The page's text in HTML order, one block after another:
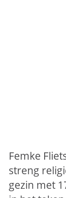
Femke
streng
gezin met